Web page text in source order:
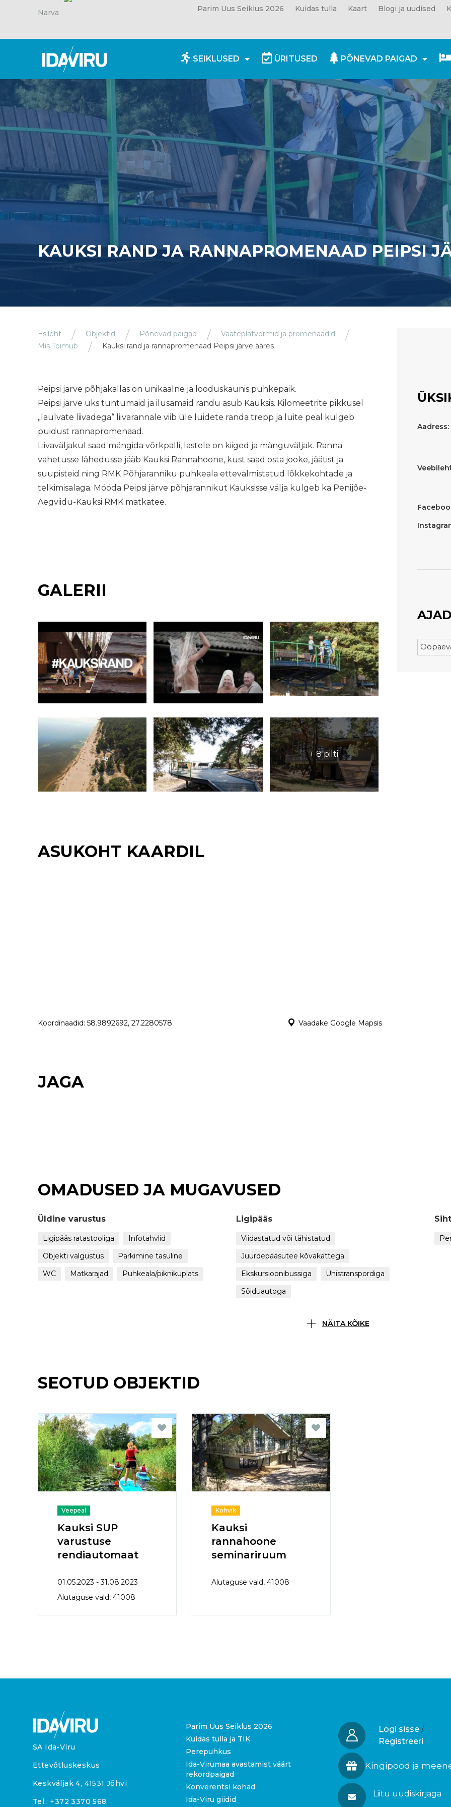
Narva Parim Uus Seiklus 2026 Kuidas tulla Kaart Blogi ja uudised
SEIKLUSED ÜRITUSED PÕNEVAD PAIGAD
KAUKSI RAND JA RANNAPROMENAAD PEIPSI
Esileht Objektid Põnevad paigad
Vaateplatvormid ja promenaadid
Mis Toimub
Kauksi rand ja rannapromenaad Peipsi järve ääres
Peipsi järve põhjakallas on unikaalne ja looduskaunis puhkepaik.
Peipsi järve üks tuntumaid ja ilusamaid randu asub Kauksis. Kilomeetrite pikkusel
„laulvate liivadega“ liivarannale viib üle luidete randa trepp ja luite peal kulgeb
puidust rannapromenaad.
Liivaväljakul saad mängida võrkpalli, lastele on kiiged ja mänguväljak. Ranna
vahetusse lähedusse jääb Kauksi Rannahoone, kust saad osta jooke, jäätist ja
suupisteid ning RMK Põhjaranniku puhkeala ettevalmistatud lõkkekohtade ja
telkimisalaga. Mööda Peipsi järve põhjarannikut Kauksisse välja kulgeb ka Penijõe-
Aegviidu-Kauksi RMK matkatee.
GALERII
+ 8 pilti
ASUKOHT KAARDIL
Koordinaadid: 58.9892692, 27.2280578 Vaadake Google Mapsis
JAGA
Aadress:
OMADUSED JA MUGAVUSED
Üldine varustus
Ligipääs ratastooliga
Infotahvlid
Objekti valgustus
Parkimine tasuline
WC
Matkarajad Puhkeala/piknikuplats
Ligipääs
Viidastatud või tähistatud
Juurdepääsutee kõvakattega
Ekskursioonibussiga
Ühistranspordiga
Sõiduautoga
NÄITA KÕIKE
SEOTUD OBJEKTID
Veepeal
Kauksi SUP
varustuse
rendiautomaat
01.05.2023 - 31.08.2023
Alutaguse vald, 41008
Kohvik
Kauksi
rannahoone
seminariruum
Alutaguse vald, 41008
SA Ida-Viru
Ettevõtluskeskus
Keskväljak 4, 41531 Jõhvi
Tel.: +372 3370 568
Parim Uus Seiklus 2026
Kuidas tulla ja TIK
Perepuhkus
Ida-Virumaa avastamist väärt
rekordpaigad
Konverentsi kohad
Ida-Viru giidid
Logi sisse /
Registreeri
Kingipood ja
Liitu uudiskirjaga